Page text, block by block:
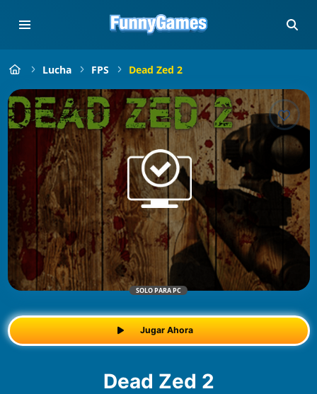
Lucha FPS Dead Zed 2
SOLO PARA PC
Jugar Ahora
Dead Zed 2